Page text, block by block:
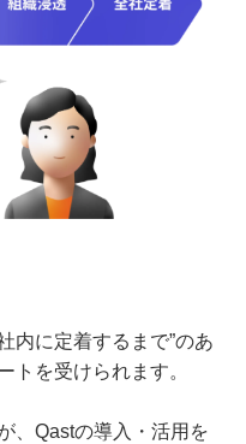
内に定着するまで”のあ
トを受けられます。
、Qastの導入・活用を